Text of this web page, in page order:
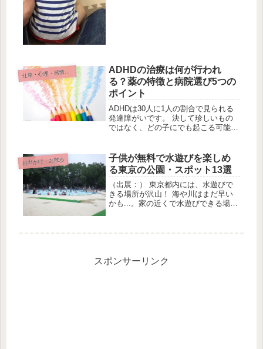
仕
草・心理・感情・情緒
ADHDの治療は何が行われ
る？薬の特徴と病院選び5つの
ポイント
ADHDは30人に1人の割合で見られる
発達障がいです。 決して珍しいもの
ではなく、どの子にでも起こる可能性
ら誤解を受けやすく、本人も社会生活
に悩みを生じやすいADHD。...
お出かけ・お散歩
子供が無料で水遊びを楽しめ
る東京の公園・スポット13選
（出展：） 東京都内には、水遊びで
きる場所が沢山！ 海や川はまだ早い
かも...。家の近くで水遊びできる場所
スポンサーリンク